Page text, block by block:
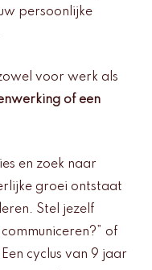
persoonlijke
voor werk als
of een
en zoek naar
groei ontstaat
Stel jezelf
of
cyclus van 9 jaar